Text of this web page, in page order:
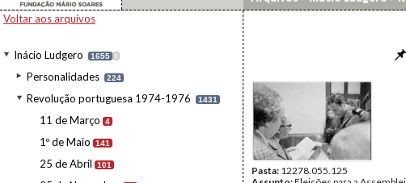
Voltar aos arquivos
Inácio Ludgero 1655 I
Personalidades 224
Revolução portuguesa 1974-1976 1431
11 de Março 4
1º de Maio 141
25 de Abril 101 Pasta: 12278.055.125